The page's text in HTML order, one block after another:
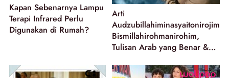
Kapan Sebenarnya Lampu
Terapi Infrared Perlu
Digunakan di Rumah?
Arti
Audzubillahiminasyaitonirojim
Bismillahirohmanirohim,
Tulisan Arab yang Benar &